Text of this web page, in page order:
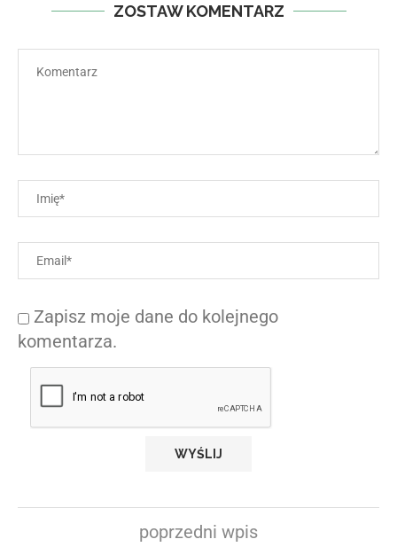
ZOSTAW KOMENTARZ
Zapisz moje dane do kolejnego
komentarza.
poprzedni wpis